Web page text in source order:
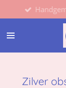
direct
naar
hoofdinhoud
Zilver